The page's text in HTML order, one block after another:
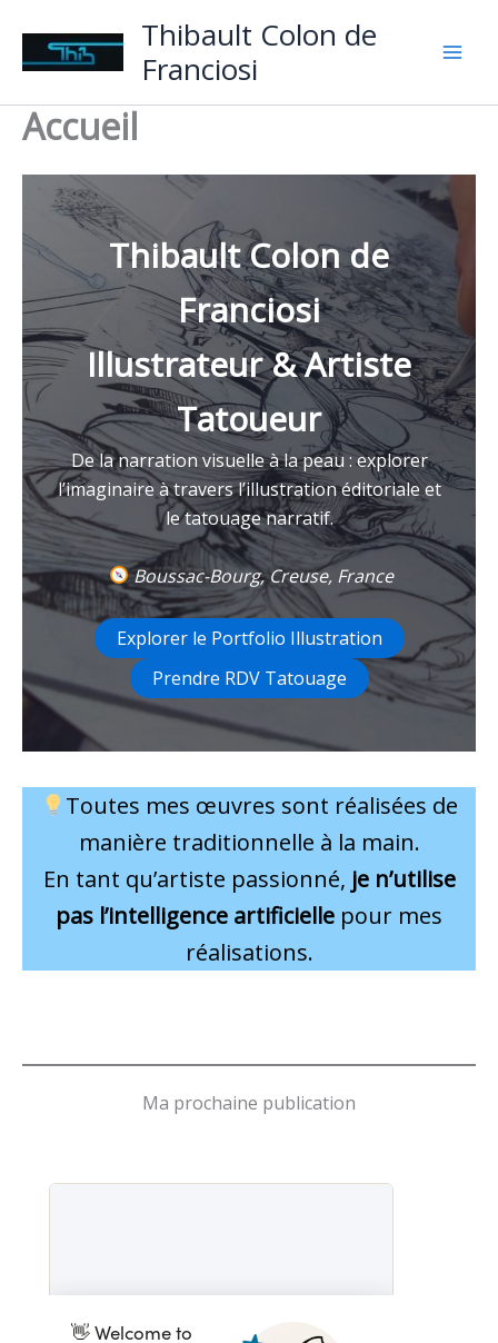
contenu
Thibault Colon de
Franciosi
Accueil
Thibault Colon de
Franciosi
Illustrateur & Artiste
Tatoueur
De la narration visuelle à la peau : explorer
l’imaginaire à travers l’illustration éditoriale et
le tatouage narratif.
Boussac-Bourg, Creuse, France
Explorer le Portfolio Illustration
Prendre RDV Tatouage
Toutes mes œuvres sont réalisées de
manière traditionnelle à la main.
En tant qu’artiste passionné, je n’utilise
pas l’intelligence artificielle pour mes
réalisations.
Ma prochaine publication